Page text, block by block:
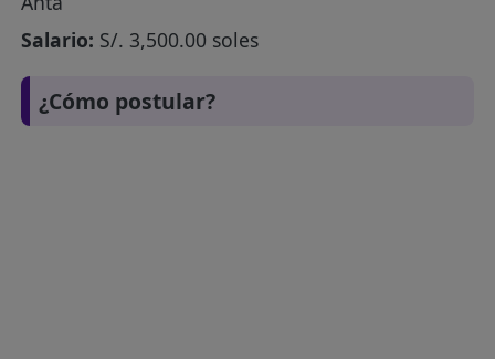
Salario: S/. 3,500.00 soles
¿Cómo postular?